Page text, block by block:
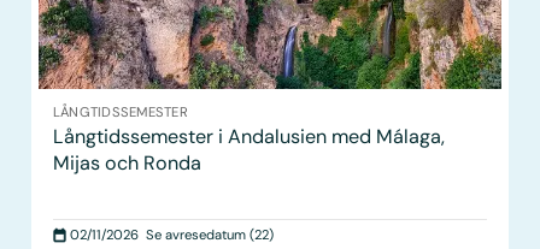
LÅNGTIDS­SEMESTER
Långtidssemester i Andalusien med Málaga,
Mijas och Ronda
02/11/2026 Se avresedatum (22)